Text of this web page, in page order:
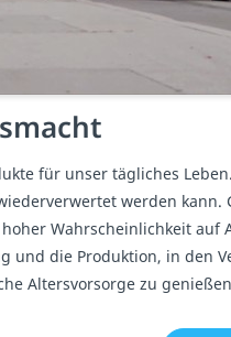
für unser tägliches
werden
Wahrscheinlichkeit
und die Produktion, in den
Altersvorsorge zu